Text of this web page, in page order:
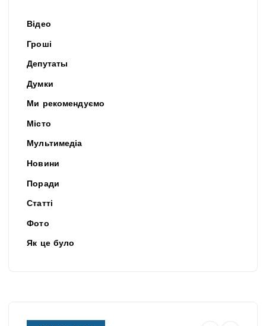
Відео
Гроші
Депутаты
Думки
Ми рекомендуємо
Місто
Мультимедіа
Новини
Поради
Статті
Фото
Як це було